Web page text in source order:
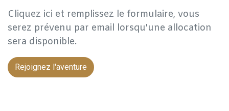
Cliquez ici et remplissez le formulaire, vous
serez prévenu par email lorsqu'une allocation
sera disponible.
Rejoignez l'aventure